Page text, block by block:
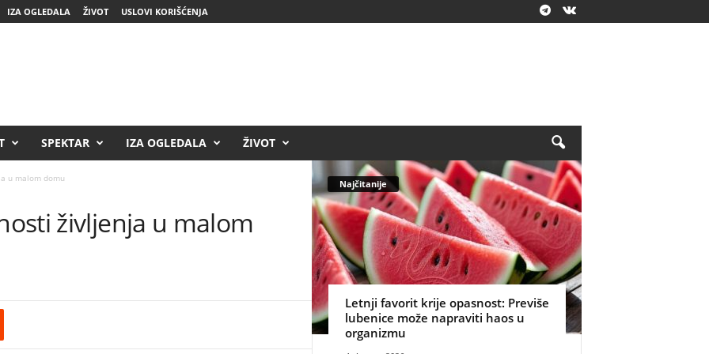
IZA OGLEDALA ŽIVOT USLOVI KORIŠĆENJA
SPEKTAR IZA OGLEDALA ŽIVOT
u malom domu
življenja u malom
Najčitanije
Letnji favorit krije opasnost: Previše
lubenice može napraviti haos u
organizmu